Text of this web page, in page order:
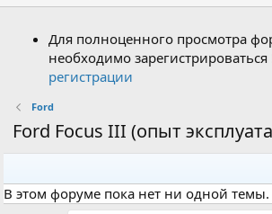
Для полноценного просмотра
необходимо зарегистрироваться
регистрации
Ford
Ford Focus III (опыт
В этом форуме пока нет ни одной темы.